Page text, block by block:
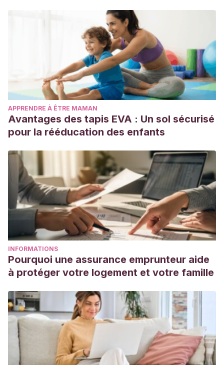
APPRENDRE À ÊTRE MAMAN
Avantages des tapis EVA : Un sol sécurisé
pour la rééducation des enfants
INFORMATIONS
Pourquoi une assurance emprunteur aide
à protéger votre logement et votre famille